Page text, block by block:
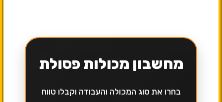
מחשבון מכולות פסולת
בחרו את סוג המכולה והעבודה וקבלו טווח